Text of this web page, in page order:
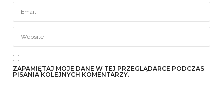
ZAPAMIĘTAJ MOJE DANE W TEJ PRZEGLĄDARCE PODCZAS
PISANIA KOLEJNYCH KOMENTARZY.